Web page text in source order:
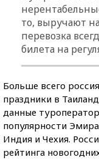
то, выручают
перевозка
билета на
Больше всего
праздники в
данные
популярности
Индия и Чехия.
рейтинга